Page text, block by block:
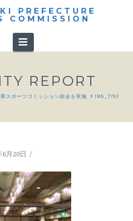
PREFECTURE
COMMISSION
Navigation
REPORT
スポーツコミッション総会を実施 IMG_7793
6月20日